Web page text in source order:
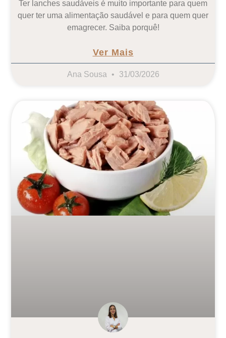
Ter lanches saudáveis é muito importante para quem
quer ter uma alimentação saudável e para quem quer
emagrecer. Saiba porquê!
Ver Mais
Ana Sousa 31/03/2026